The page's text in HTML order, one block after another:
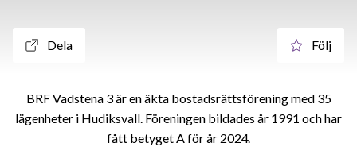
Dela Följ
BRF Vadstena 3 är en äkta bostadsrättsförening med 35
lägenheter i Hudiksvall. Föreningen bildades år 1991 och har
fått betyget A för år 2024